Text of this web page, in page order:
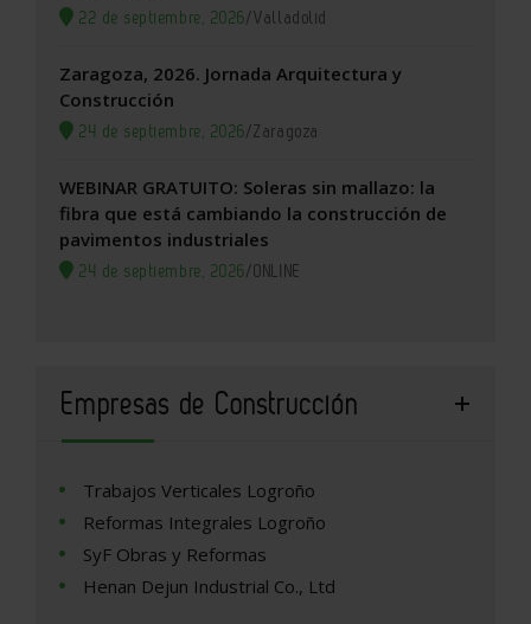
22 de septiembre, 2026/Valladolid
Zaragoza, 2026. Jornada Arquitectura y
Construcción
24 de septiembre, 2026/Zaragoza
WEBINAR GRATUITO: Soleras sin mallazo: la
fibra que está cambiando la construcción de
pavimentos industriales
24 de septiembre, 2026/ONLINE
Empresas de Construcción
Trabajos Verticales Logroño
Reformas Integrales Logroño
SyF Obras y Reformas
Henan Dejun Industrial Co., Ltd